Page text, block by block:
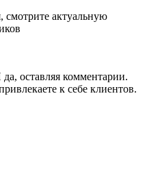
смотрите актуальную
оставляя комментарии.
к себе клиентов.